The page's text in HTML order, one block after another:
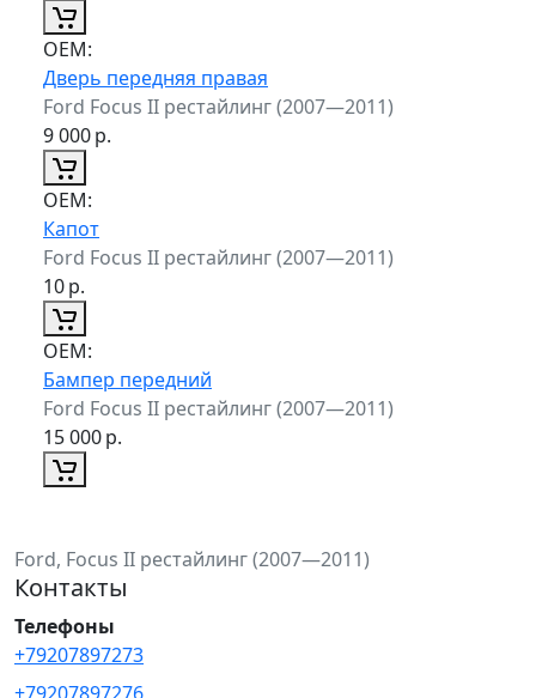
ОЕМ:
Дверь передняя правая
Ford Focus II рестайлинг (2007—2011)
9 000р.
ОЕМ:
Капот
Ford Focus II рестайлинг (2007—2011)
10р.
ОЕМ:
Бампер передний
Ford Focus II рестайлинг (2007—2011)
15 000р.
Ford, Focus II рестайлинг (2007—2011)
Контакты
Телефоны
+79207897273